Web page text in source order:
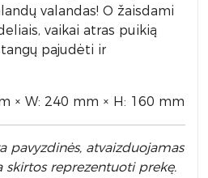
valandas! O žaisdami
vaikai atras puikią
pajudėti ir
× W: 240 mm × H: 160 mm
pavyzdinės, atvaizduojamas
skirtos reprezentuoti prekę.